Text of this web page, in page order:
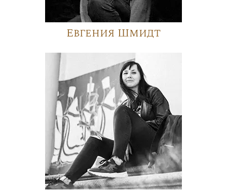
Евгения Шмидт